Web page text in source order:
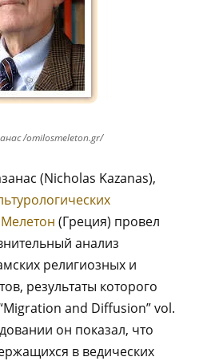
/omilosmeleton.gr/
(Nicholas Kazanas),
(Греция) провел
анализ
религиозных и
результаты которого
and Diffusion” vol.
он показал, что
в ведических